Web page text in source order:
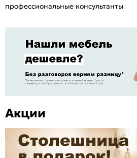
профессиональные консультанты
Акции